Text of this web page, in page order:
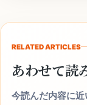
RELATED ARTICLES
あわせて読
今読んだ内容に